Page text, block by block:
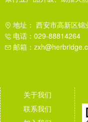
地址： 西安市高新区
电话：029-88814264
邮箱：
关于我们
联系我们